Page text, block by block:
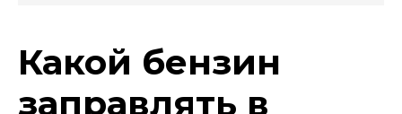
Какой бензин
заправлять в